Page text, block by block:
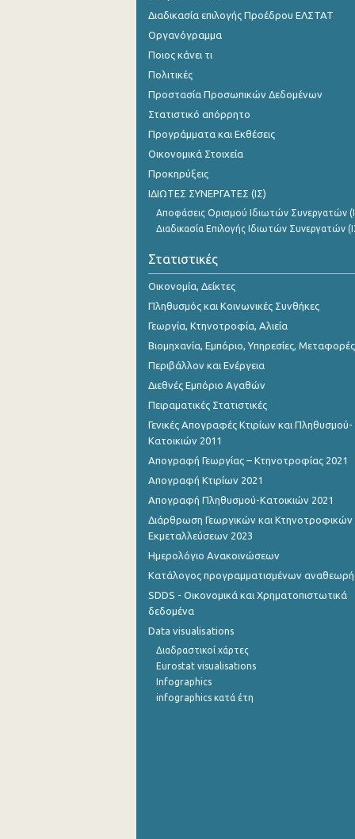
Διαδικασία επιλογής Προέδρου ΕΛΣΤΑΤ
Οργανόγραμμα
Ποιος κάνει τι
Πολιτικές
Προστασία Προσωπικών Δεδομένων
Στατιστικό απόρρητο
Προγράμματα και Εκθέσεις
Οικονομικά Στοιχεία
Προκηρύξεις
ΙΔΙΩΤΕΣ ΣΥΝΕΡΓΑΤΕΣ (ΙΣ)
Αποφάσεις Ορισμού Ιδιωτών Συνεργατών
Διαδικασία Επιλογής Ιδιωτών Συνεργατών
Στατιστικές
Οικονομία, Δείκτες
Πληθυσμός και Κοινωνικές Συνθήκες
Γεωργία, Κτηνοτροφία, Αλιεία
Βιομηχανία, Εμπόριο, Υπηρεσίες, Μεταφορές
Περιβάλλον και Ενέργεια
Διεθνές Εμπόριο Αγαθών
Πειραματικές Στατιστικές
Γενικές Απογραφές Κτιρίων και Πληθυσμού-
Κατοικιών 2011
Απογραφή Γεωργίας – Κτηνοτροφίας 2021
Απογραφή Κτιρίων 2021
Απογραφή Πληθυσμού-Κατοικιών 2021
Διάρθρωση Γεωργικών και Κτηνοτροφικών
Εκμεταλλεύσεων 2023
Ημερολόγιο Ανακοινώσεων
Κατάλογος προγραμματισμένων
SDDS - Οικονομικά και Χρηματοπιστωτικά
δεδομένα
Data visualisations
Διαδραστικοί χάρτες
Eurostat visualisations
Infographics
infographics κατά έτη